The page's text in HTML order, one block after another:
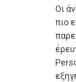
Οι
πιο